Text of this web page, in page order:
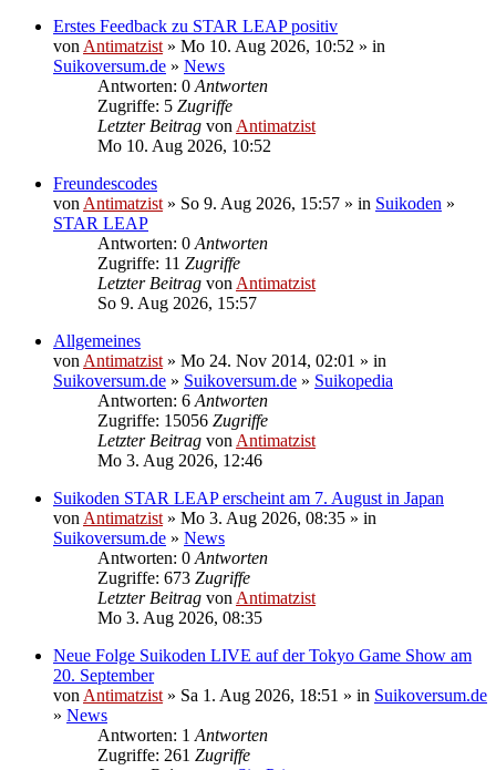
Erstes Feedback zu STAR LEAP positiv
vonAntimatzist» Mo 10. Aug 2026, 10:52 » in
Suikoversum.de » News
Antworten: 0Antworten
Zugriffe: 5 Zugriffe
Letzter Beitrag vonAntimatzist
Mo 10. Aug 2026, 10:52
Freundescodes
vonAntimatzist» So 9. Aug 2026, 15:57 » in Suikoden »
STAR LEAP
Antworten: 0Antworten
Zugriffe: 11 Zugriffe
Letzter Beitrag vonAntimatzist
So 9. Aug 2026, 15:57
Allgemeines
vonAntimatzist» Mo 24. Nov 2014, 02:01 » in
Suikoversum.de » Suikoversum.de » Suikopedia
Antworten: 6Antworten
Zugriffe: 15056 Zugriffe
Letzter Beitrag vonAntimatzist
Mo 3. Aug 2026, 12:46
Suikoden STAR LEAP erscheint am 7. August in Japan
vonAntimatzist» Mo 3. Aug 2026, 08:35 » in
Suikoversum.de » News
Antworten: 0Antworten
Zugriffe: 673 Zugriffe
Letzter Beitrag vonAntimatzist
Mo 3. Aug 2026, 08:35
Neue Folge Suikoden LIVE auf der Tokyo Game Show am
20. September
vonAntimatzist» Sa 1. Aug 2026, 18:51 » in Suikoversum.de
» News
Antworten: 1Antworten
Zugriffe: 261 Zugriffe